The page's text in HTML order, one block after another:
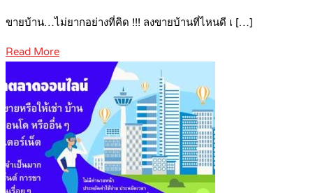
ขายบ้าน…ไม่ยากอย่างที่คิด !!! ลงขายบ้านที่ไหนดี เ […]
Read More